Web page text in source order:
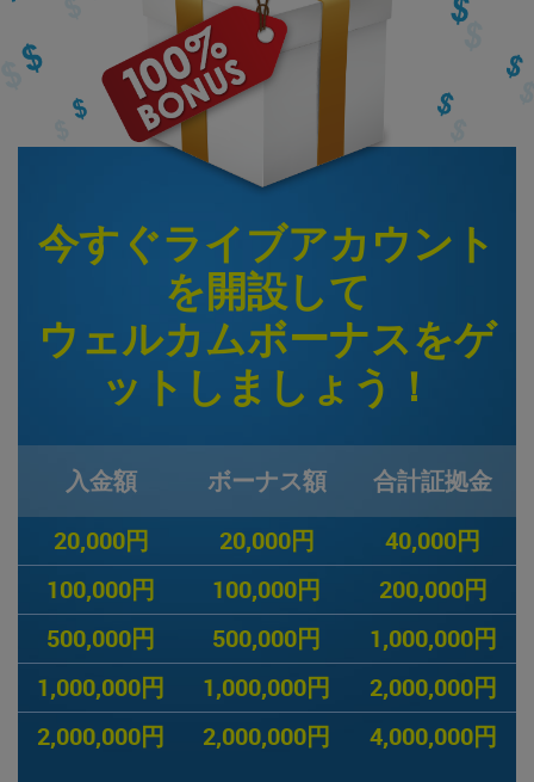
今すぐライブアカウント
を開設して
ウェルカムボーナスをゲ
ットしましょう！
入金額 ボーナス額
合計証拠金
20,000円
20,000円
40,000円
100,000円
100,000円
200,000円
500,000円
500,000円
1,000,000円
1,000,000円
1,000,000円
2,000,000円
2,000,000円
2,000,000円 4,000,000円